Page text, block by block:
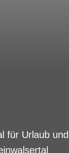
für Urlaub und